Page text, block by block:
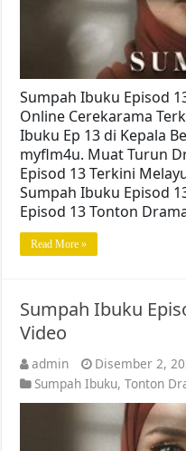
Sumpah Ibuku Episod
Online Cerekarama
Ibuku Ep 13 di Kepala
myflm4u. Muat Turun
Episod 13 Terkini
Sumpah Ibuku Episod
Episod 13 Tonton
Read More »
Sumpah Ibuku
Video
admin
Disember 2,
Sumpah Ibuku,Tonton